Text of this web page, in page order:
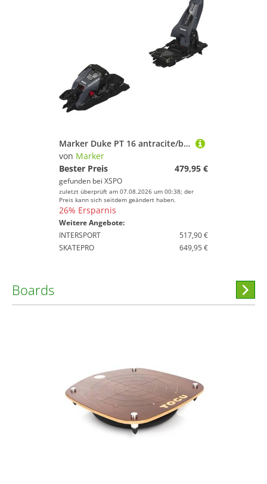
Marker Duke PT 16 antracite/black
von Marker
Bester Preis
479,95 €
gefunden bei XSPO
zuletzt überprüft am 07.08.2026 um 00:38; der
Preis kann sich seitdem geändert haben.
26% Ersparnis
Weitere Angebote:
INTERSPORT
517,90 €
SKATEPRO
649,95 €
Boards